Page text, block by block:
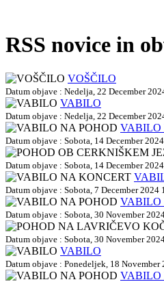
RSS novice in
VOŠČILO
Datum objave : Nedelja, 22 December
VABILO
Datum objave : Nedelja, 22 December
VABILO
Datum objave : Sobota, 14 December
Datum objave : Sobota, 14 December
Datum objave : Sobota, 7 December 2024
VABILO
Datum objave : Sobota, 30 November
Datum objave : Sobota, 30 November
VABILO
Datum objave : Ponedeljek, 18
VABILO